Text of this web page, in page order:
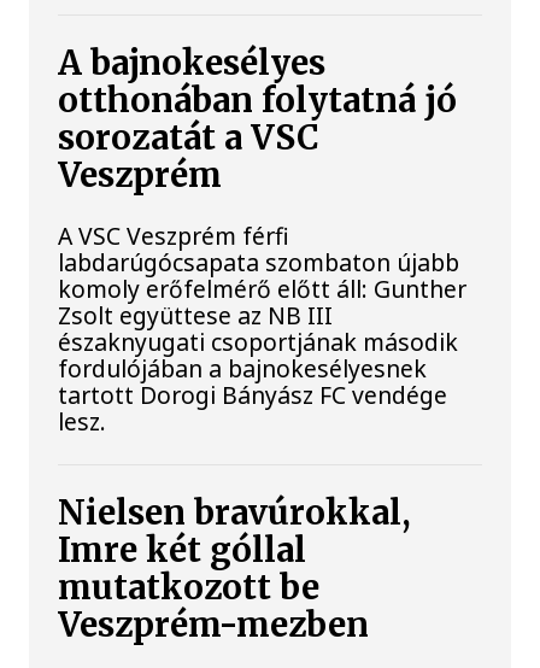
A bajnokesélyes
otthonában folytatná jó
sorozatát a VSC
Veszprém
A VSC Veszprém férfi
labdarúgócsapata szombaton újabb
komoly erőfelmérő előtt áll: Gunther
Zsolt együttese az NB III
északnyugati csoportjának második
fordulójában a bajnokesélyesnek
tartott Dorogi Bányász FC vendége
lesz.
Nielsen bravúrokkal,
Imre két góllal
mutatkozott be
Veszprém-mezben